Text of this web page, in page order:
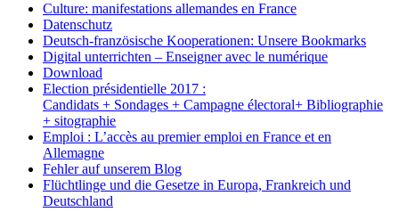
Culture: manifestations allemandes en France
Datenschutz
Deutsch-französische Kooperationen: Unsere Bookmarks
Digital unterrichten – Enseigner avec le numérique
Download
Election présidentielle 2017 :
Candidats + Sondages + Campagne électoral+ Bibliographie
+ sitographie
Emploi : L’accès au premier emploi en France et en
Allemagne
Fehler auf unserem Blog
Flüchtlinge und die Gesetze in Europa, Frankreich und
Deutschland